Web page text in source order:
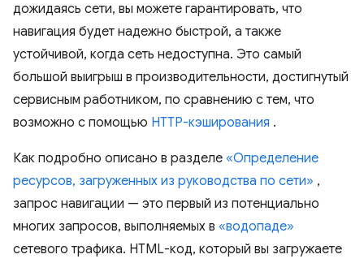
дожидаясь сети, вы можете гарантировать, что
навигация будет надежно быстрой, а также
устойчивой, когда сеть недоступна. Это самый
большой выигрыш в производительности, достигнутый
сервисным работником, по сравнению с тем, что
возможно с помощью HTTP-кэширования .
Как подробно описано в разделе «Определение
ресурсов, загруженных из руководства по сети» ,
запрос навигации — это первый из потенциально
многих запросов, выполняемых в «водопаде»
сетевого трафика. HTML-код, который вы загружаете